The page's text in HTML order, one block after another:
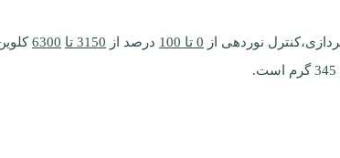
0 تا 100 درصد از 3150 تا 6300